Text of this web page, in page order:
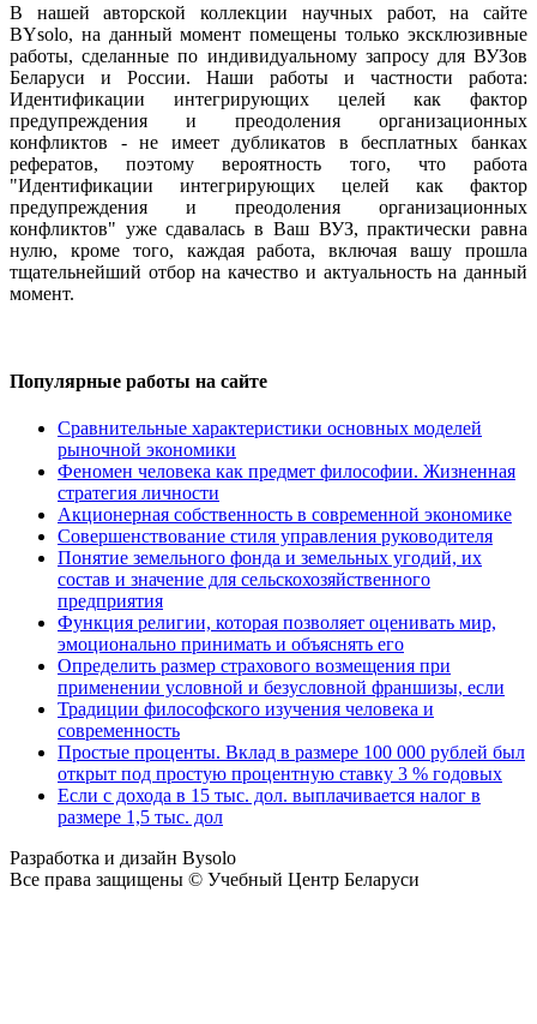
В нашей авторской коллекции научных работ, на сайте
BYsolo, на данный момент помещены только эксклюзивные
работы, сделанные по индивидуальному запросу для ВУЗов
Беларуси и России. Наши работы и частности работа:
Идентификации интегрирующих целей как фактор
предупреждения и преодоления организационных
конфликтов - не имеет дубликатов в бесплатных банках
рефератов, поэтому вероятность того, что работа
"Идентификации интегрирующих целей как фактор
предупреждения и преодоления организационных
конфликтов" уже сдавалась в Ваш ВУЗ, практически равна
нулю, кроме того, каждая работа, включая вашу прошла
тщательнейший отбор на качество и актуальность на данный
момент.
Популярные работы на сайте
Сравнительные характеристики основных моделей
рыночной экономики
Феномен человека как предмет философии. Жизненная
стратегия личности
Акционерная собственность в современной экономике
Совершенствование стиля управления руководителя
Понятие земельного фонда и земельных угодий, их
состав и значение для сельскохозяйственного
предприятия
Функция религии, которая позволяет оценивать мир,
эмоционально принимать и объяснять его
Определить размер страхового возмещения при
применении условной и безусловной франшизы, если
Традиции философского изучения человека и
современность
Простые проценты. Вклад в размере 100 000 рублей был
открыт под простую процентную ставку 3 % годовых
Если с дохода в 15 тыс. дол. выплачивается налог в
размере 1,5 тыс. дол
Разработка и дизайн Bysolo
Все права защищены © Учебный Центр Беларуси